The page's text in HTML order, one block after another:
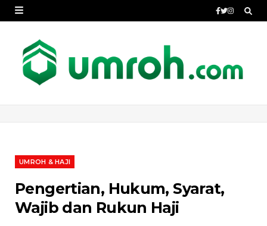
UMROH & HAJI
Pengertian, Hukum, Syarat,
Wajib dan Rukun Haji